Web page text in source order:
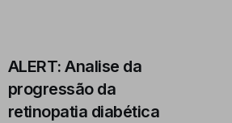
ALERT: Analise da
progressão da
retinopatia diabética